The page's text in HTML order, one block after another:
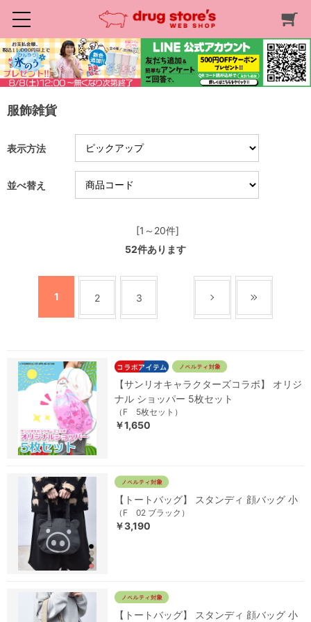
服飾雑貨
表示方法
並べ替え
[1～20件]
52件あります
1 2 3
【サンリオキャラクターズコラボ】 オリジ
ナル ショッパー 5枚セット
（F 5枚セット）
￥1,650
【トートバッグ】 スタンディ 顔バッグ 小
（F 02 ブラック）
￥3,190
【トートバッグ】 スタンディ 顔バッグ 小